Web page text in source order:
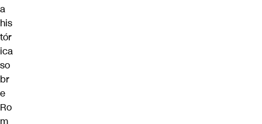
a
his
tór
ica
so
br
e
Ro
m